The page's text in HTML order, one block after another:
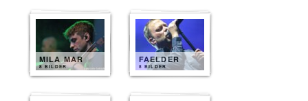
MILA MAR
8 BILDER
FAELDER
8 BILDER